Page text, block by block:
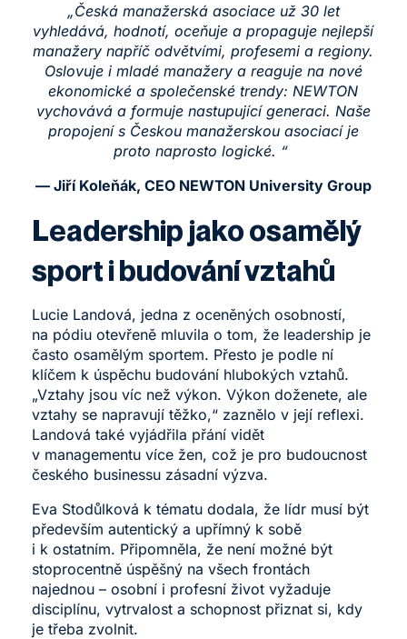
„Česká manažerská asociace už 30 let
vyhledává, hodnotí, oceňuje a propaguje nejlepší
manažery napříč odvětvími, profesemi a regiony.
Oslovuje i mladé manažery a reaguje na nové
ekonomické a společenské trendy: NEWTON
vychovává a formuje nastupující generaci. Naše
propojení s Českou manažerskou asociací je
proto naprosto logické. “
— Jiří Koleňák, CEO NEWTON University Group
Leadership jako osamělý
sport i budování vztahů
Lucie Landová, jedna z oceněných osobností,
na pódiu otevřeně mluvila o tom, že leadership je
často osamělým sportem. Přesto je podle ní
klíčem k úspěchu budování hlubokých vztahů.
„Vztahy jsou víc než výkon. Výkon doženete, ale
vztahy se napravují těžko,“ zaznělo v její reflexi.
Landová také vyjádřila přání vidět
v managementu více žen, což je pro budoucnost
českého businessu zásadní výzva.
Eva Stodůlková k tématu dodala, že lídr musí být
především autentický a upřímný k sobě
i k ostatním. Připomněla, že není možné být
stoprocentně úspěšný na všech frontách
najednou – osobní i profesní život vyžaduje
disciplínu, vytrvalost a schopnost přiznat si, kdy
je třeba zvolnit.